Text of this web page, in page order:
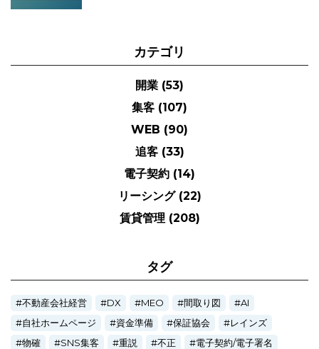
カテゴリ
開業 (53)
集客 (107)
WEB (90)
追客 (33)
電子契約 (14)
リーシング (22)
賃貸管理 (208)
タグ
不動産会社経営 DX MEO 間取り図
AI
自社ホームページ
資金準備 保証協会
レインズ
物確
SNS集客 重説 不正
電子契約/電子署名